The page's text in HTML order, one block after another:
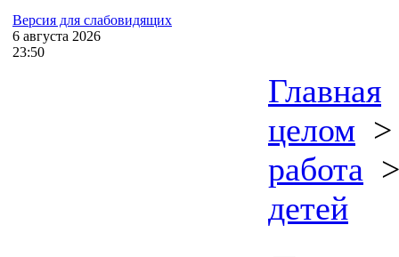
Версия для слабовидящих
6 августа 2026
23:50
Главная
целом
работа
детей